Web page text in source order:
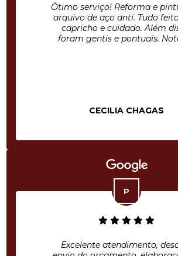
Ótimo serviço! Reforma e
arquivo de aço anti. Tudo
capricho e cuidado. Além
foram gentis e pontuais.
CECILIA CHAGAS
Excelente atendimento,